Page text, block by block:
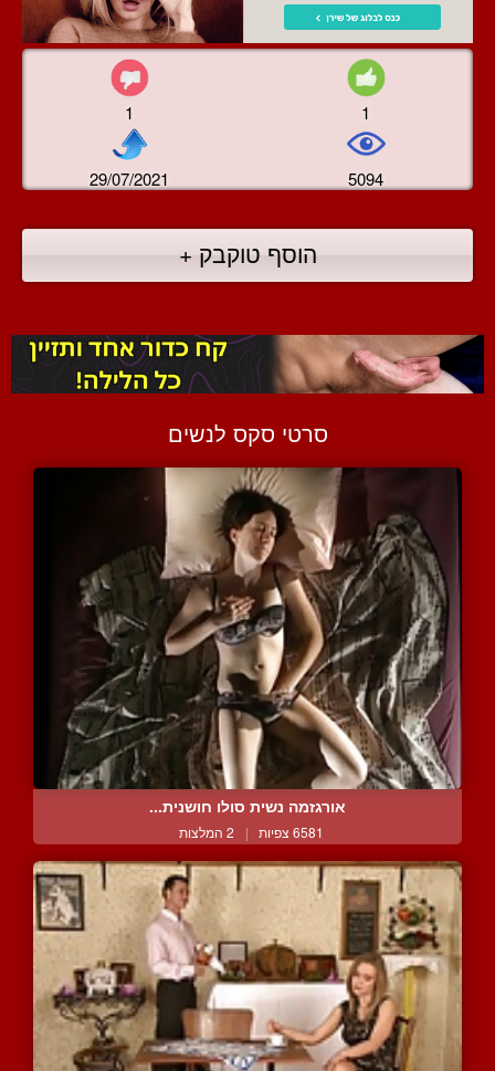
1 1
29/07/2021 5094
הוסף טוקבק +
סרטי סקס לנשים
אורגזמה נשית סולו חושנית...
6581 צפיות | 2 המלצות